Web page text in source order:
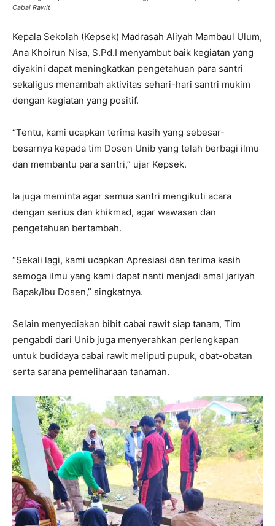
Cabai Rawit
Kepala Sekolah (Kepsek) Madrasah Aliyah Mambaul Ulum,
Ana Khoirun Nisa, S.Pd.I menyambut baik kegiatan yang
diyakini dapat meningkatkan pengetahuan para santri
sekaligus menambah aktivitas sehari-hari santri mukim
dengan kegiatan yang positif.
“Tentu, kami ucapkan terima kasih yang sebesar-
besarnya kepada tim Dosen Unib yang telah berbagi ilmu
dan membantu para santri,” ujar Kepsek.
Ia juga meminta agar semua santri mengikuti acara
dengan serius dan khikmad, agar wawasan dan
pengetahuan bertambah.
“Sekali lagi, kami ucapkan Apresiasi dan terima kasih
semoga ilmu yang kami dapat nanti menjadi amal jariyah
Bapak/Ibu Dosen,” singkatnya.
Selain menyediakan bibit cabai rawit siap tanam, Tim
pengabdi dari Unib juga menyerahkan perlengkapan
untuk budidaya cabai rawit meliputi pupuk, obat-obatan
serta sarana pemeliharaan tanaman.